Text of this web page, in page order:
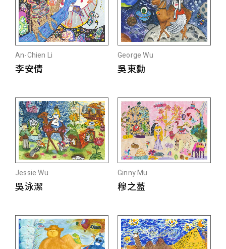
An-Chien Li
李安倩
George Wu
吳東勳
Jessie Wu
吳泳潔
Ginny Mu
穆之萾